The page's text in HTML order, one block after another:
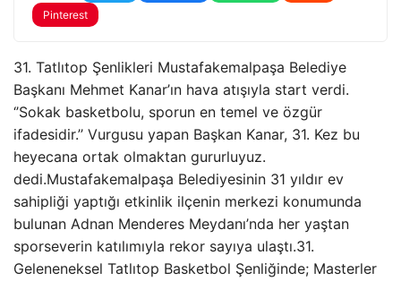
Pinterest
31. Tatlıtop Şenlikleri Mustafakemalpaşa Belediye
Başkanı Mehmet Kanar’ın hava atışıyla start verdi.
‘’Sokak basketbolu, sporun en temel ve özgür
ifadesidir.’’ Vurgusu yapan Başkan Kanar, 31. Kez bu
heyecana ortak olmaktan gururluyuz.
dedi.Mustafakemalpaşa Belediyesinin 31 yıldır ev
sahipliği yaptığı etkinlik ilçenin merkezi konumunda
bulunan Adnan Menderes Meydanı’nda her yaştan
sporseverin katılımıyla rekor sayıya ulaştı.31.
Geleneneksel Tatlıtop Basketbol Şenliğinde; Masterler